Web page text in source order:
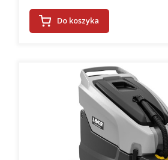
Do koszyka